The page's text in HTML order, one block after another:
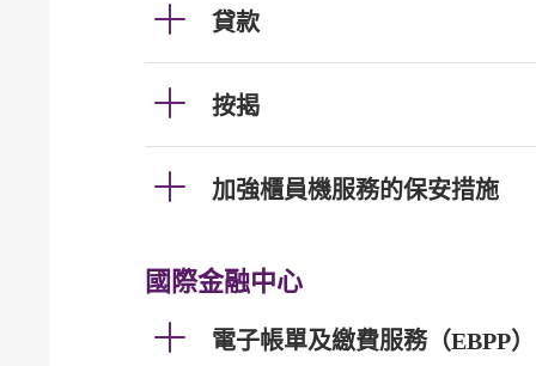
貸款
按揭
加強櫃員機服務的保安措施
國際金融中心
電子帳單及繳費服務（EBPP）